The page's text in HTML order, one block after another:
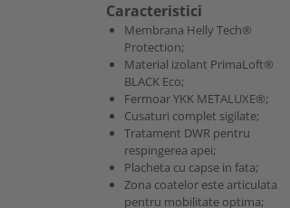
Caracteristici
Membrana Helly Tech®
Protection;
Material izolant PrimaLoft®
BLACK Eco;
Fermoar YKK METALUXE®;
Cusaturi complet sigilate;
Tratament DWR pentru
respingerea apei;
Placheta cu capse in fata;
Zona coatelor este articulata
pentru mobilitate optima;